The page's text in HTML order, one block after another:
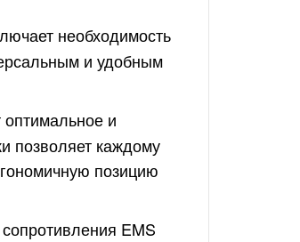
необходимость
и удобным
оптимальное и
позволяет каждому
позицию
EMS